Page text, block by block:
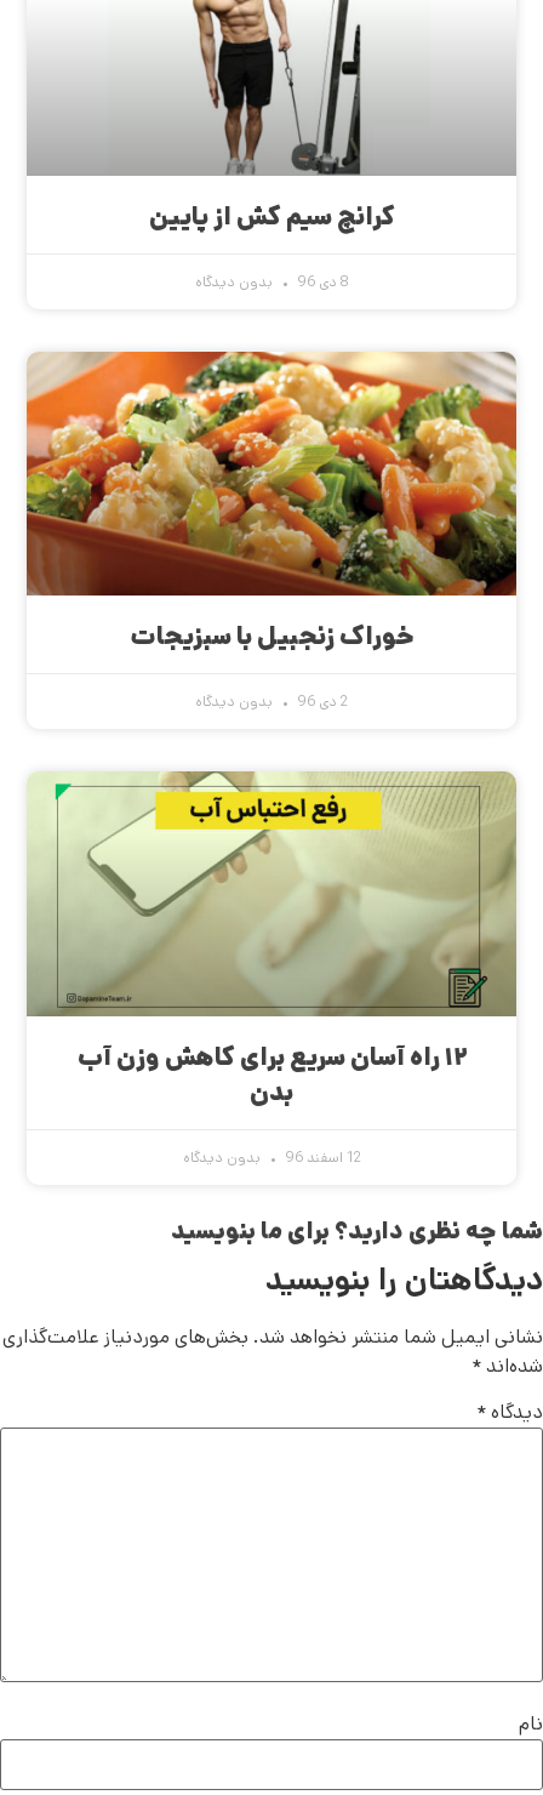
کرانچ سیم کش از پایین
8 دی 96 بدون دیدگاه
خوراک زنجبیل با سبزیجات
2 دی 96 بدون دیدگاه
۱۲ راه آسان سریع برای کاهش وزن آب
بدن
12 اسفند 96 بدون دیدگاه
شما چه نظری دارید؟ برای ما بنویسید
دیدگاهتان را بنویسید
نشانی ایمیل شما منتشر نخواهد شد. بخش‌های موردنیاز علامت‌گذاری
شده‌اند*
دیدگاه*
نام